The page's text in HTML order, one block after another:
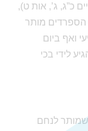
כ”ג, ג’, אות ט),
הספרדים מותר
ואף ביום
לידי בכי
לנחם